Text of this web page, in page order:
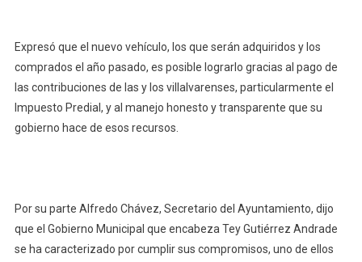
Expresó que el nuevo vehículo, los que serán adquiridos y los
comprados el año pasado, es posible lograrlo gracias al pago de
las contribuciones de las y los villalvarenses, particularmente el
Impuesto Predial, y al manejo honesto y transparente que su
gobierno hace de esos recursos.
Por su parte Alfredo Chávez, Secretario del Ayuntamiento, dijo
que el Gobierno Municipal que encabeza Tey Gutiérrez Andrade
se ha caracterizado por cumplir sus compromisos, uno de ellos